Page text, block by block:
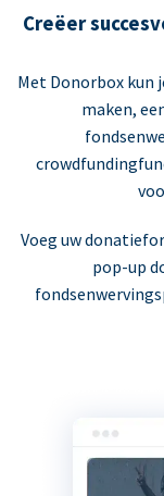
Creëer
Met Donorbox kun
maken,
Voeg uw
pop-up